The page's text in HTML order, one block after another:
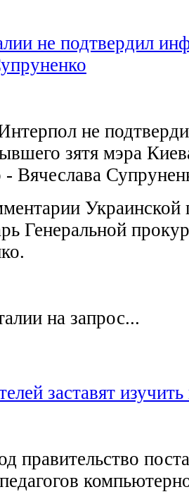
не подтвердил
не
зятя мэра
- Вячеслава
Украинской
Генеральной
на запрос...
заставят
правительство